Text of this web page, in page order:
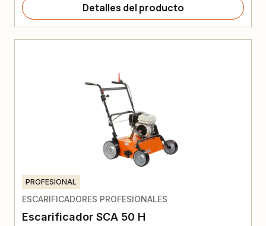
Detalles del producto
PROFESIONAL
ESCARIFICADORES PROFESIONALES
Escarificador SCA 50 H